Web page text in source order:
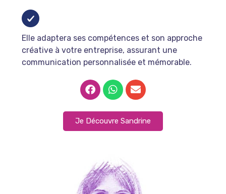
Elle adaptera ses compétences et son approche
créative à votre entreprise, assurant une
communication personnalisée et mémorable.
Je Découvre Sandrine